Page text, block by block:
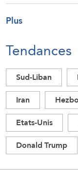
Plus
Tendances
Sud-Liban
Iran
Etats-Unis
Donald Trump